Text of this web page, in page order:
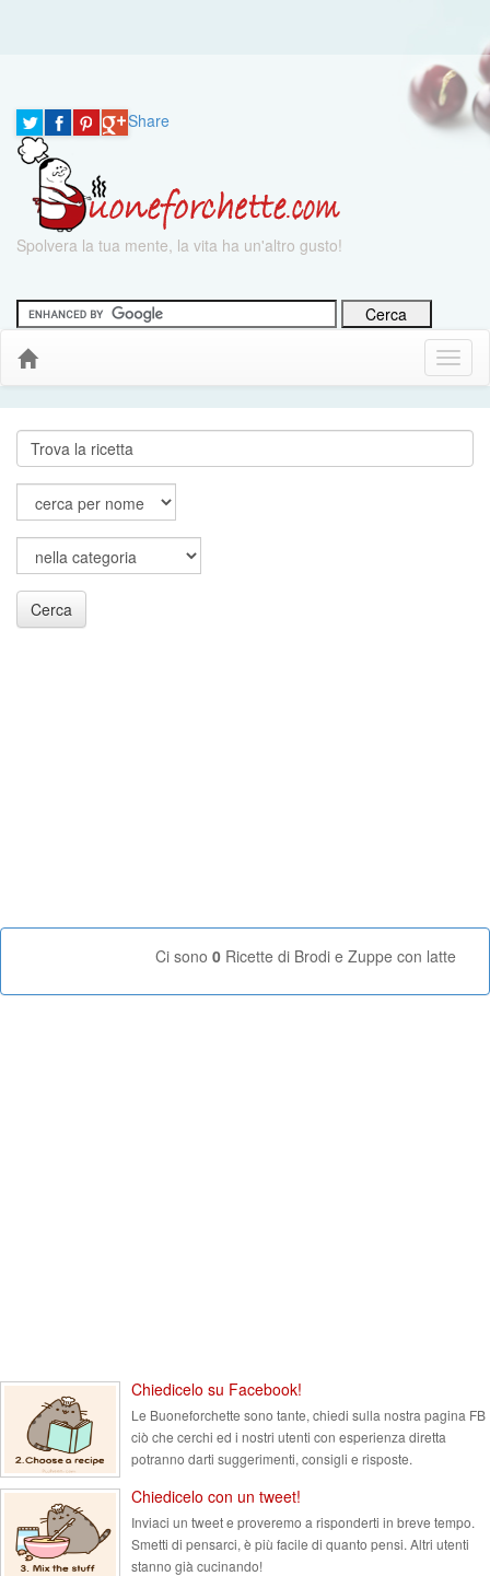
Share
Spolvera la tua mente, la vita ha un'altro gusto!
Menu
Down
Cerca
Cerca
Ci sono 0 Ricette di Brodi e Zuppe con latte
Chiedicelo su Facebook!
Le Buoneforchette sono tante, chiedi sulla nostra pagina FB
ciò che cerchi ed i nostri utenti con esperienza diretta
potranno darti suggerimenti, consigli e risposte.
Chiedicelo con un tweet!
Inviaci un tweet e proveremo a risponderti in breve tempo.
Smetti di pensarci, è più facile di quanto pensi. Altri utenti
stanno già cucinando!